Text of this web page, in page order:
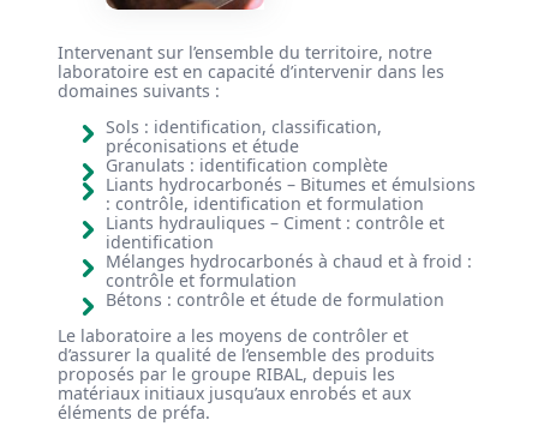
Intervenant sur l’ensemble du territoire, notre
laboratoire est en capacité d’intervenir dans les
domaines suivants :
Sols : identification, classification,
préconisations et étude
Granulats : identification complète
Liants hydrocarbonés – Bitumes et émulsions
: contrôle, identification et formulation
Liants hydrauliques – Ciment : contrôle et
identification
Mélanges hydrocarbonés à chaud et à froid :
contrôle et formulation
Bétons : contrôle et étude de formulation
Le laboratoire a les moyens de contrôler et
d’assurer la qualité de l’ensemble des produits
proposés par le groupe RIBAL, depuis les
matériaux initiaux jusqu’aux enrobés et aux
éléments de préfa.